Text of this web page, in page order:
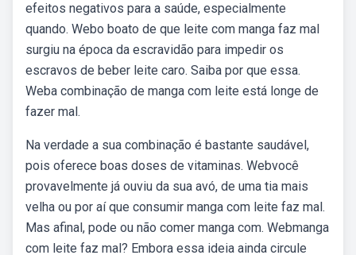
efeitos negativos para a saúde, especialmente
quando. Webo boato de que leite com manga faz mal
surgiu na época da escravidão para impedir os
escravos de beber leite caro. Saiba por que essa.
Weba combinação de manga com leite está longe de
fazer mal.
Na verdade a sua combinação é bastante saudável,
pois oferece boas doses de vitaminas. Webvocê
provavelmente já ouviu da sua avó, de uma tia mais
velha ou por aí que consumir manga com leite faz mal.
Mas afinal, pode ou não comer manga com. Webmanga
com leite faz mal? Embora essa ideia ainda circule